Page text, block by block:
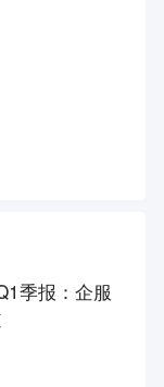
季报：企服